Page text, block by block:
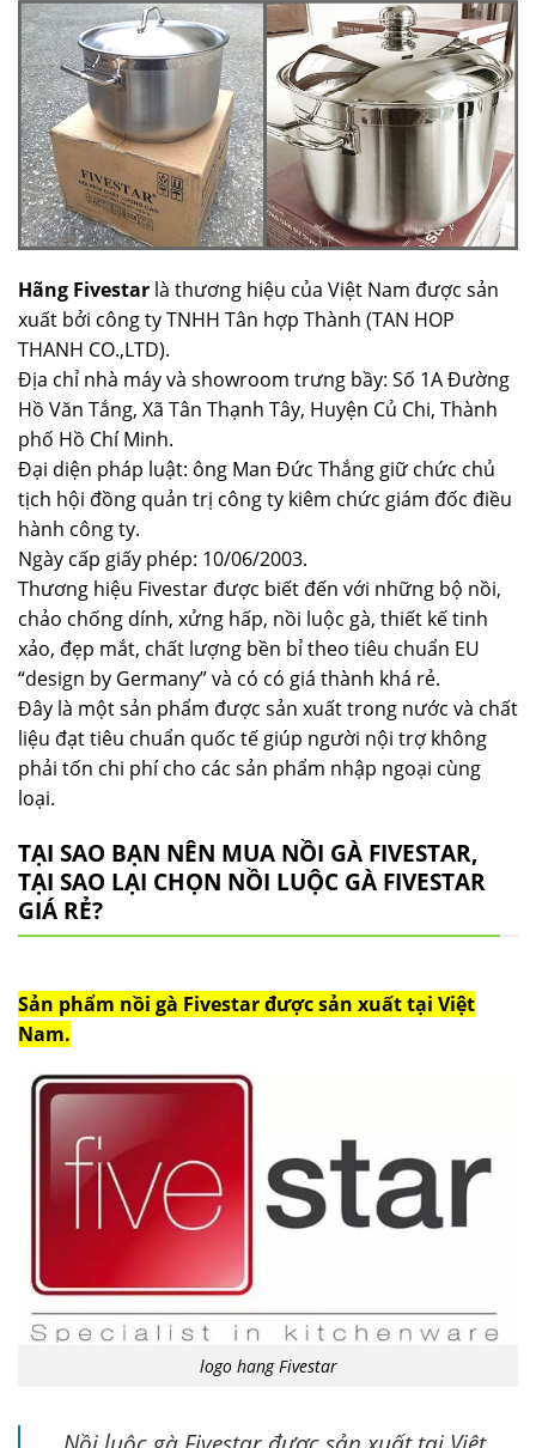
Hãng Fivestar là thương hiệu của Việt Nam được sản
xuất bởi công ty TNHH Tân hợp Thành (TAN HOP
THANH CO.,LTD).
Địa chỉ nhà máy và showroom trưng bầy: Số 1A Đường
Hồ Văn Tắng, Xã Tân Thạnh Tây, Huyện Củ Chi, Thành
phố Hồ Chí Minh.
Đại diện pháp luật: ông Man Đức Thắng giữ chức chủ
tịch hội đồng quản trị công ty kiêm chức giám đốc điều
hành công ty.
Ngày cấp giấy phép: 10/06/2003.
Thương hiệu Fivestar được biết đến với những bộ nồi,
chảo chống dính, xửng hấp, nồi luộc gà, thiết kế tinh
xảo, đẹp mắt, chất lượng bền bỉ theo tiêu chuẩn EU
“design by Germany” và có có giá thành khá rẻ.
Đây là một sản phẩm được sản xuất trong nước và chất
liệu đạt tiêu chuẩn quốc tế giúp người nội trợ không
phải tốn chi phí cho các sản phẩm nhập ngoại cùng
loại.
TẠI SAO BẠN NÊN MUA NỒI GÀ FIVESTAR,
TẠI SAO LẠI CHỌN NỒI LUỘC GÀ FIVESTAR
GIÁ RẺ?
Sản phẩm nồi gà Fivestar được sản xuất tại Việt
Nam.
logo hang Fivestar